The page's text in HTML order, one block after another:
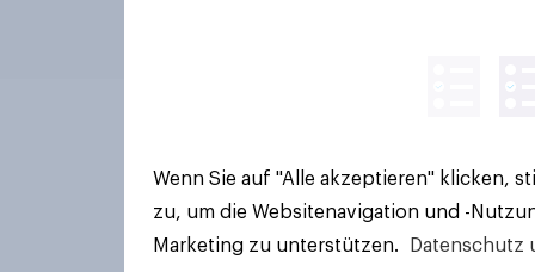
Wenn Sie auf "Alle akzeptieren" klicken,
zu, um die Websitenavigation und -
Marketing zu unterstützen.
Datenschutz